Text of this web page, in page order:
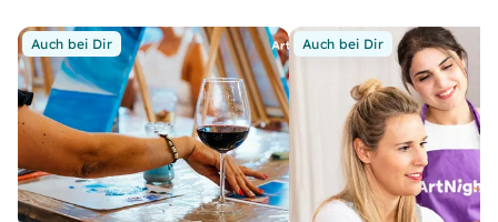
Auch bei Dir Auch bei Dir